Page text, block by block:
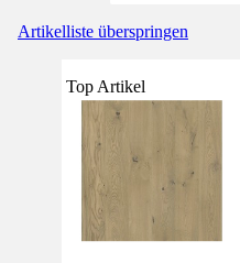
Artikelliste überspringen
Top Artikel